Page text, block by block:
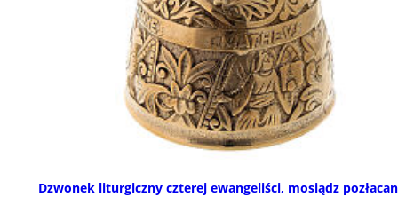
Dzwonek liturgiczny czterej ewangeliści, mosiądz